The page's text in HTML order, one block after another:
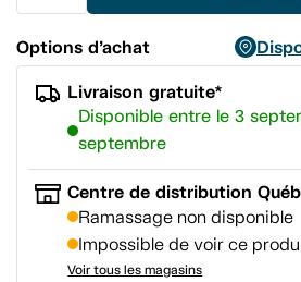
Options d’achat
Livraison gratuite*
Disponible entre le 3
septembre
Centre de distribution
Ramassage non disponible
Impossible de voir ce
Voir tous les magasins